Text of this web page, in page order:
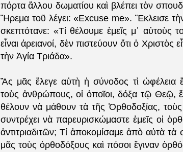
πόρτα ἄλλου δωματίου καὶ βλέπει τὸν
Ἥρεμα τοῦ λέγει: «Excuse me». Ἔκλεισε
σκεπτότανε: «Τί θέλουμε ἐμεῖς μ᾽ αὐτοὺς
εἶναι ἀρειανοί, δὲν πιστεύουν ὅτι ὁ Χριστὸς
τὴν Ἁγία Τριάδα».
Ἂς μᾶς ἔλεγε αὐτὴ ἡ σύνοδος τὶ ὠφέλεια
τοὺς ἀνθρώπους, οἱ ὁποῖοι, δόξα τῷ Θεῷ,
θέλουν νὰ μάθουν τὰ τῆς Ὀρθοδοξίας,
συντρέχει νὰ παρευρισκώμαστε ἐμεῖς οἱ
ἀντιτριαδιτῶν; Τί ἀποκομίσαμε ἀπὸ αὐτὰ
μᾶς τοὺς ὀρθοδόξους καὶ πόσοι ἔγιναν